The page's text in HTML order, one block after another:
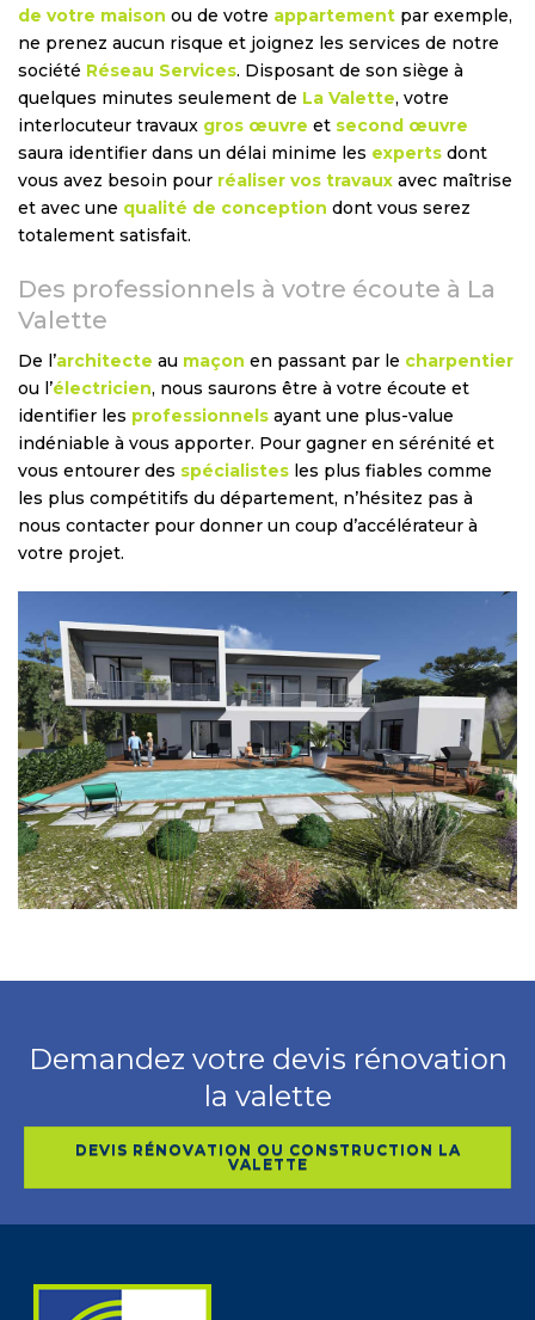
de votre maison ou de votre appartement par exemple,
ne prenez aucun risque et joignez les services de notre
société Réseau Services. Disposant de son siège à
quelques minutes seulement de La Valette, votre
interlocuteur travaux gros œuvre et second œuvre
saura identifier dans un délai minime les experts dont
vous avez besoin pour réaliser vos travaux avec maîtrise
et avec une qualité de conception dont vous serez
totalement satisfait.
Des professionnels à votre écoute à La
Valette
De l’architecte au maçon en passant par le charpentier
ou l’électricien, nous saurons être à votre écoute et
identifier les professionnels ayant une plus-value
indéniable à vous apporter. Pour gagner en sérénité et
vous entourer des spécialistes les plus fiables comme
les plus compétitifs du département, n’hésitez pas à
nous contacter pour donner un coup d’accélérateur à
votre projet.
Demandez votre devis rénovation
la valette
DEVIS RÉNOVATION OU CONSTRUCTION LA
VALETTE